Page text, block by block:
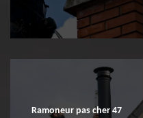
Ramoneur pas cher 47